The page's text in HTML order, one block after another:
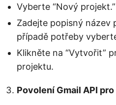
Vyberte “Nový projekt.”
Zadejte popisný název
případě potřeby
Klikněte na “Vytvořit”
projektu.
Povolení Gmail API